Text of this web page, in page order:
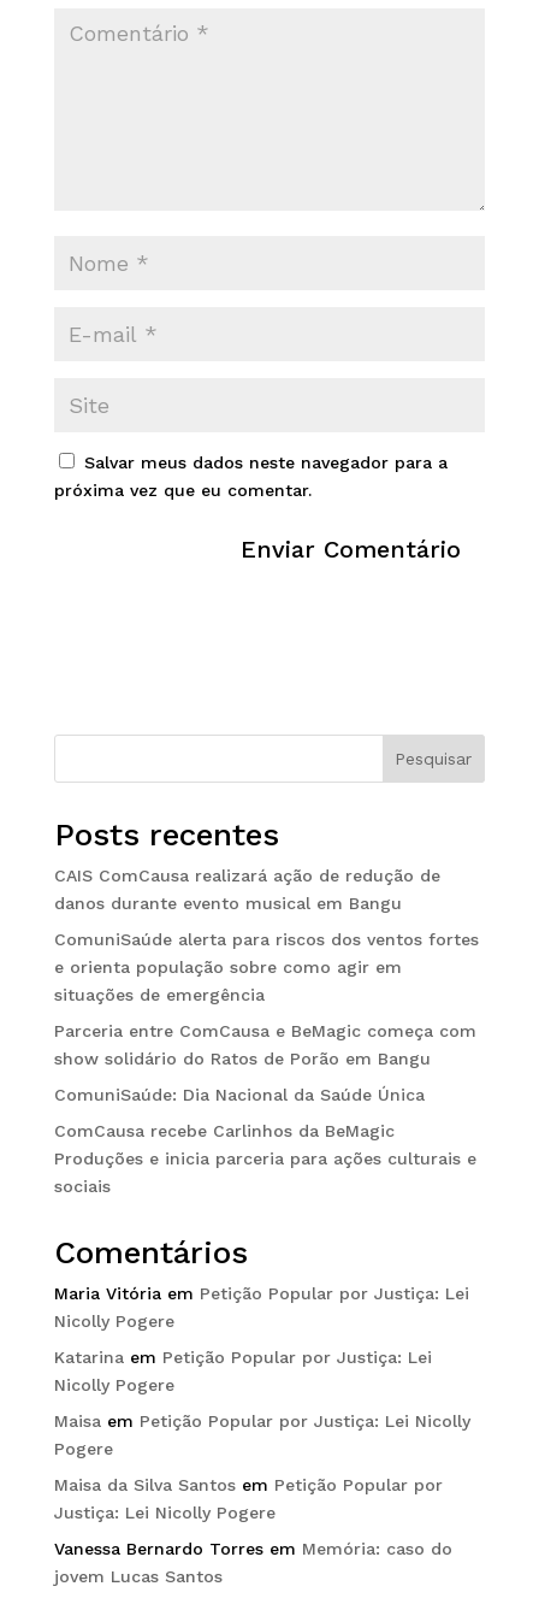
Salvar meus dados neste navegador para a
próxima vez que eu comentar.
Pesquisar
Posts recentes
CAIS ComCausa realizará ação de redução de
danos durante evento musical em Bangu
ComuniSaúde alerta para riscos dos ventos fortes
e orienta população sobre como agir em
situações de emergência
Parceria entre ComCausa e BeMagic começa com
show solidário do Ratos de Porão em Bangu
ComuniSaúde: Dia Nacional da Saúde Única
ComCausa recebe Carlinhos da BeMagic
Produções e inicia parceria para ações culturais e
sociais
Comentários
Maria Vitóriaem Petição Popular por Justiça: Lei
Nicolly Pogere
Katarinaem Petição Popular por Justiça: Lei
Nicolly Pogere
Maisaem Petição Popular por Justiça: Lei Nicolly
Pogere
Maisa da Silva Santosem Petição Popular por
Justiça: Lei Nicolly Pogere
Vanessa Bernardo Torresem Memória: caso do
jovem Lucas Santos